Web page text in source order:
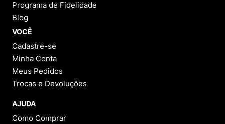
Programa de Fidelidade
Blog
VOCÊ
Cadastre-se
Minha Conta
Meus Pedidos
Trocas e Devoluções
AJUDA
Como Comprar